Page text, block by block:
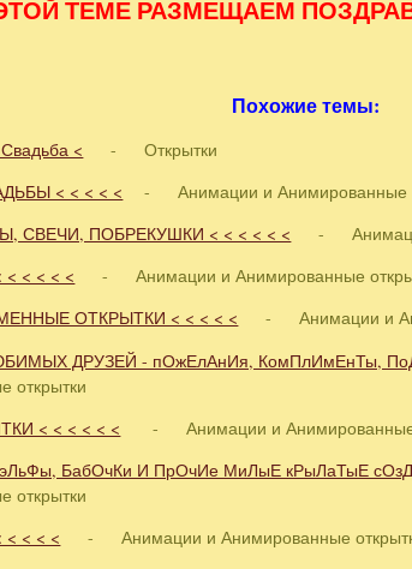
ТЕМЕ РАЗМЕЩАЕМ
Похожие темы:
< - Открытки
< < < < < - Анимации и Анимированные
СВЕЧИ, ПОБРЕКУШКИ < < < < < < - Анимации
< < < < - Анимации и Анимированные
ОТКРЫТКИ < < < < < - Анимации и
ДРУЗЕЙ - пОжЕлАнИя, КомПлИмЕнТы,
открытки
< < < < < < - Анимации и Анимированные
БабОчКи И ПрОчИе МиЛыЕ кРыЛаТыЕ
открытки
< < < - Анимации и Анимированные